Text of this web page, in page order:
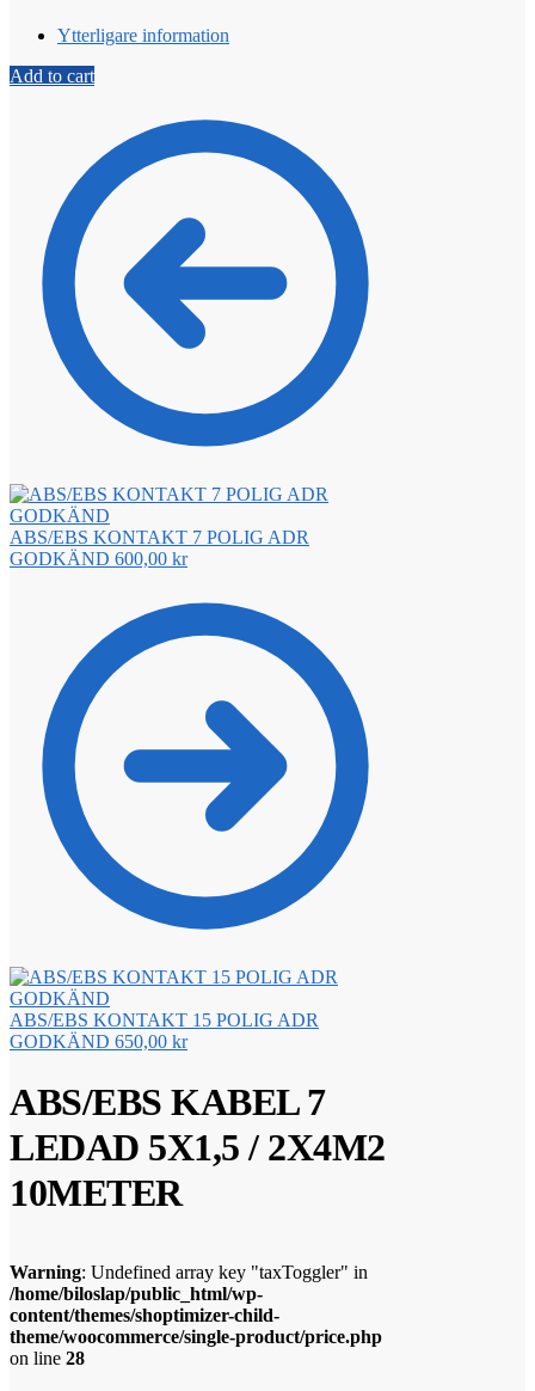
Ytterligare information
Add to cart
ABS/EBS KONTAKT 7 POLIG ADR
GODKÄND 600,00 kr
ABS/EBS KONTAKT 15 POLIG ADR
GODKÄND 650,00 kr
ABS/EBS KABEL 7
LEDAD 5X1,5 / 2X4M2
10METER
Warning: Undefined array key "taxToggler" in
/home/biloslap/public_html/wp-
content/themes/shoptimizer-child-
theme/woocommerce/single-product/price.php
on line 28